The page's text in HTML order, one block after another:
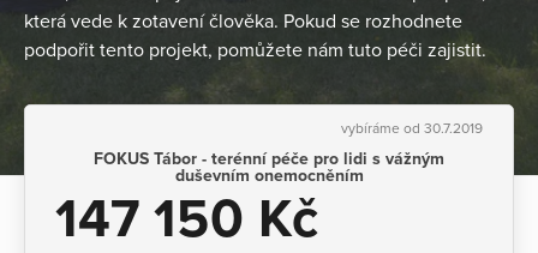
která vede k zotavení člověka. Pokud se rozhodnete
podpořit tento projekt, pomůžete nám tuto péči zajistit.
vybíráme od 30.7.2019
FOKUS Tábor - terénní péče pro lidi s vážným
duševním onemocněním
147 150 Kč